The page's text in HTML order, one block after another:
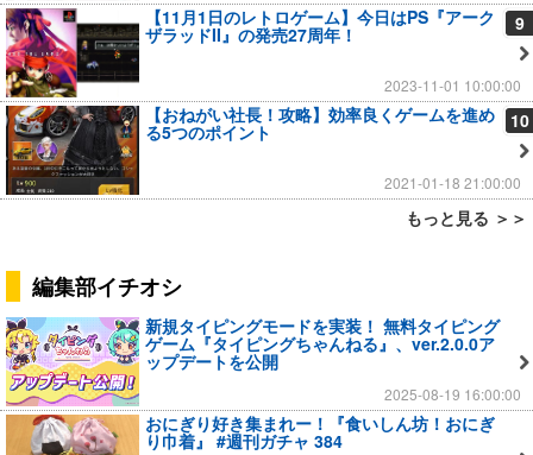
9
【11月1日のレトロゲーム】今日はPS『アーク
ザラッドII』の発売27周年！
2023-11-01 10:00:00
10
【おねがい社長！攻略】効率良くゲームを進め
る5つのポイント
2021-01-18 21:00:00
もっと見る ＞＞
編集部イチオシ
新規タイピングモードを実装！ 無料タイピング
ゲーム『タイピングちゃんねる』、ver.2.0.0ア
ップデートを公開
2025-08-19 16:00:00
おにぎり好き集まれー！『食いしん坊！おにぎ
り巾着』 #週刊ガチャ 384